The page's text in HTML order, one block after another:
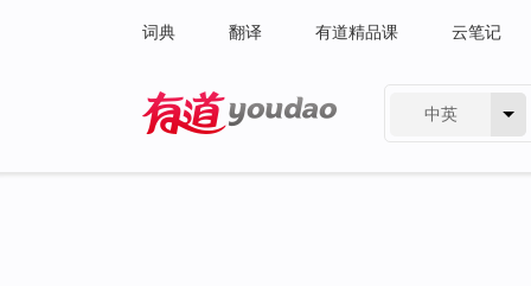
词典 翻译 有道精品课 云笔记
中英